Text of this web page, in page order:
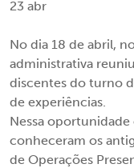
23 abr
No dia 18 de abril,
administrativa
discentes do turno
de experiências.
Nessa
conheceram os
de Operações